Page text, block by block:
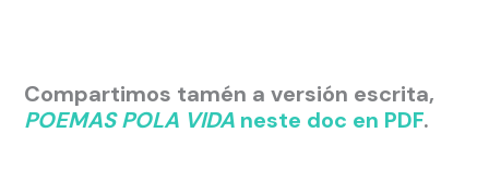
Compartimos tamén a versión escrita,
POEMAS POLA VIDA neste doc en PDF.